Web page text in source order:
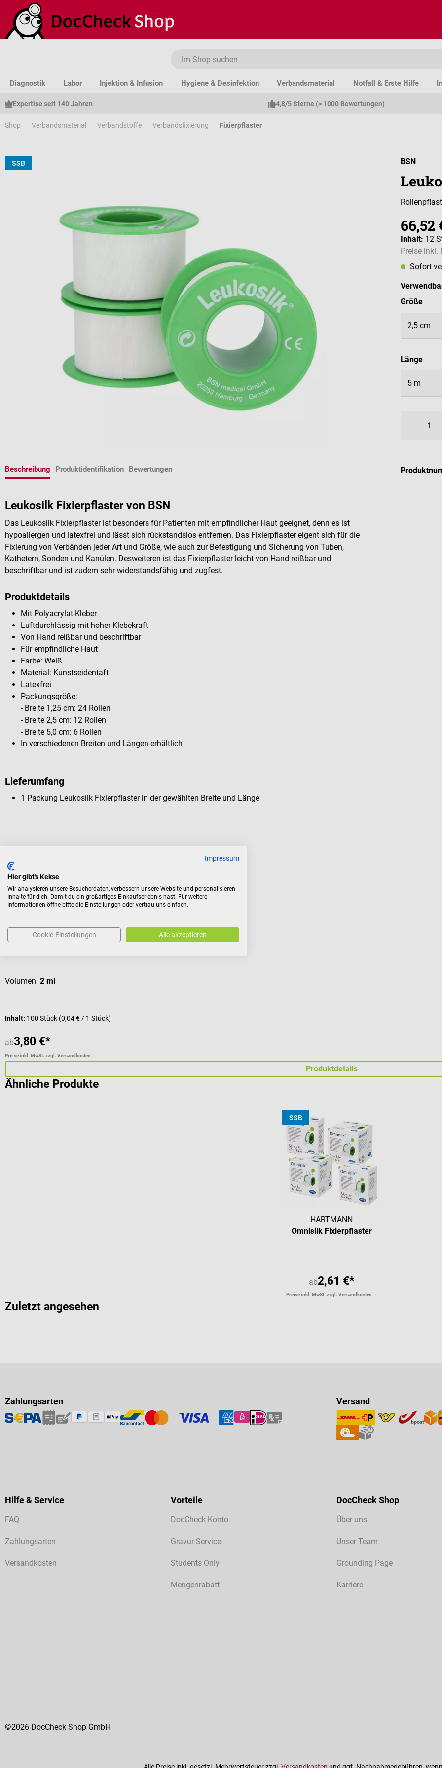
Hauptinhalt springen
Zur Suche springen
Zur Hauptnavigation springen
Diagnostik Labor Injektion & Infusion Hygiene & Desinfektion Verbandsmaterial Notfall & Erste Hilfe
Expertise seit 140 Jahren 4,8/5 Sterne (> 1000 Bewertungen)
Shop Verbandsmaterial Verbandstoffe Verbandsfixierung Fixierpflaster
SSB BSN
66,52
Inhalt: 12
Preise inkl.
Sofort
Größe
Länge
Beschreibung Produktidentifikation Bewertungen
Leukosilk Fixierpflaster von BSN
Das Leukosilk Fixierpflaster ist besonders für Patienten mit empfindlicher Haut geeignet, denn es ist
hypoallergen und latexfrei und lässt sich rückstandslos entfernen. Das Fixierpflaster eigent sich für die
Fixierung von Verbänden jeder Art und Größe, wie auch zur Befestigung und Sicherung von Tuben,
Kathetern, Sonden und Kanülen. Desweiteren ist das Fixierpflaster leicht von Hand reißbar und
beschriftbar und ist zudem sehr widerstandsfähig und zugfest.
Produktdetails
Mit Polyacrylat-Kleber
Luftdurchlässig mit hoher Klebekraft
Von Hand reißbar und beschriftbar
Für empfindliche Haut
Farbe: Weiß
Material: Kunstseidentaft
Latexfrei
Packungsgröße:
- Breite 1,25 cm: 24 Rollen
- Breite 2,5 cm: 12 Rollen
- Breite 5,0 cm: 6 Rollen
In verschiedenen Breiten und Längen erhältlich
Lieferumfang
1 Packung Leukosilk Fixierpflaster in der gewählten Breite und Länge
B. Braun
Injekt Einmalspritzen
Volumen-Dosierung in Milliliter
Volumen: 2 ml
Inhalt: 100 Stück (0,04 € / 1 Stück)
ab3,80 €*
Preise inkl. MwSt. zzgl. Versandkosten
Produktdetails
Ähnliche Produkte
SSB
HARTMANN
Omnisilk Fixierpflaster
ab2,61 €*
Preise inkl. MwSt. zzgl. Versandkosten
Zuletzt angesehen
Zahlungsarten Versand
Hilfe & Service
FAQ
Zahlungsarten
Versandkosten
Vorteile
DocCheck Konto
Gravur-Service
Students Only
Mengenrabatt
DocCheck Shop
Über uns
Unser Team
Grounding Page
Karriere
©2026 DocCheck Shop GmbH
Impressum
Hier gibt's Kekse
Wir analysieren unsere Besucherdaten, verbessern unsere Website und personalisieren
Inhalte für dich. Damit du ein großartiges Einkaufserlebnis hast. Für weitere
Informationen öffne bitte die Einstellungen oder vertrau uns einfach.
Cookie-Einstellungen Alle akzeptieren